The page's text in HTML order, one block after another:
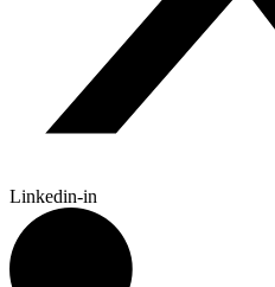
Linkedin-in